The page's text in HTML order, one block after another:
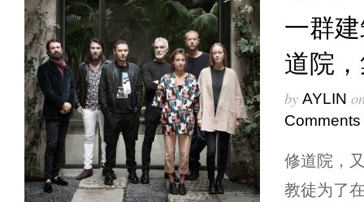
一群
道院
by AYLIN
Comments
修道院，
教徒为了